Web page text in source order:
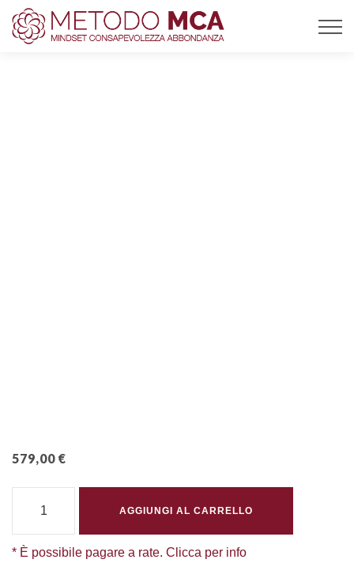
579,00 €
AGGIUNGI AL CARRELLO
* È possibile pagare a rate. Clicca per info